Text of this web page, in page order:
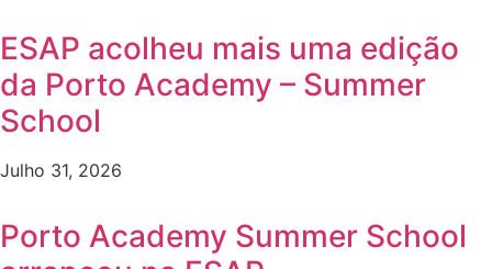
ESAP acolheu mais uma edição
da Porto Academy – Summer
School
Julho 31, 2026
Porto Academy Summer School